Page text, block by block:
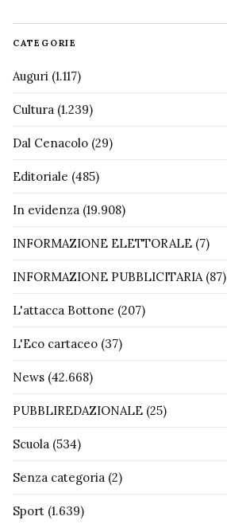
CATEGORIE
Auguri (1.117)
Cultura (1.239)
Dal Cenacolo (29)
Editoriale (485)
In evidenza (19.908)
INFORMAZIONE ELETTORALE (7)
INFORMAZIONE PUBBLICITARIA (87)
L'attacca Bottone (207)
L'Eco cartaceo (37)
News (42.668)
PUBBLIREDAZIONALE (25)
Scuola (534)
Senza categoria (2)
Sport (1.639)